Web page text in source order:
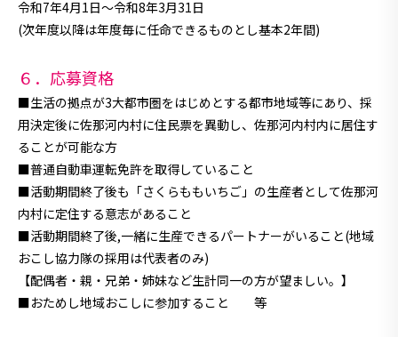
令和7年4月1日～令和8年3月31日
(次年度以降は年度毎に任命できるものとし基本2年間)
６．応募資格
■生活の拠点が3大都市圏をはじめとする都市地域等にあり、採
用決定後に佐那河内村に住民票を異動し、佐那河内村内に居住す
ることが可能な方
■普通自動車運転免許を取得していること
■活動期間終了後も「さくらももいちご」の生産者として佐那河
内村に定住する意志があること
■活動期間終了後,一緒に生産できるパートナーがいること(地域
おこし協力隊の採用は代表者のみ)
【配偶者・親・兄弟・姉妹など生計同一の方が望ましい。】
■おためし地域おこしに参加すること 等